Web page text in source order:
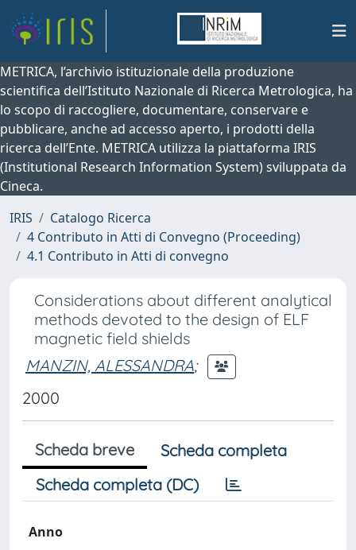
METRICA, l’archivio istituzionale della produzione
scientifica dell’Istituto Nazionale di Ricerca Metrologica, ha
lo scopo di raccogliere, documentare, conservare e
pubblicare, anche ad accesso aperto, i prodotti della
ricerca dell’Ente. METRICA utilizza la piattaforma IRIS
(Institutional Research Information System) sviluppata da
Cineca.
IRIS
Catalogo Ricerca
4 Contributo in Atti di Convegno (Proceeding)
4.1 Contributo in Atti di convegno
Considerations about different analytical
methods devoted to the design of ELF
magnetic field shields
MANZIN, ALESSANDRA;
2000
Scheda breve
Scheda completa
Scheda completa (DC)
Anno